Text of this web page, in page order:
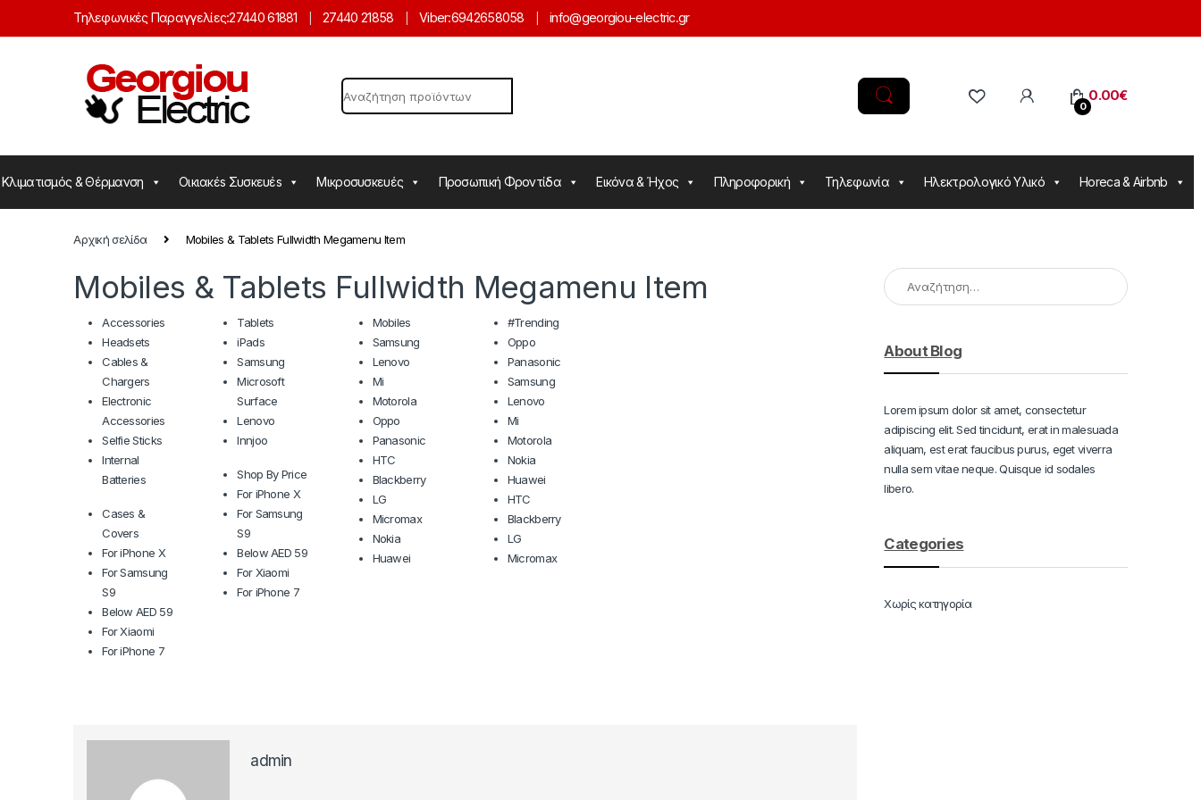
Skip to navigation
Skip to content
Τηλεφωνικές Παραγγελίες:27440 61881 27440 21858 Viber:6942658058 info@georgiou-electric.gr
Search for:
0
0.00€
Κλιματισμός & Θέρμανση Οικιακέs Συσκευέs Μικροσυσκευές Προσωπική Φροντίδα Εικόνα & Ήχος Πληροφορική Τηλεφωνία Ηλεκτρολογικό Υλικό Horeca & Airbnb
Αρχική σελίδα Mobiles & Tablets Fullwidth Megamenu Item
Mobiles & Tablets Fullwidth Megamenu Item
Accessories
Headsets
Cables &
Chargers
Electronic
Accessories
Selfie Sticks
Internal
Batteries
Cases &
Covers
For iPhone X
For Samsung
S9
Below AED 59
For Xiaomi
For iPhone 7
Tablets
iPads
Samsung
Microsoft
Surface
Lenovo
Innjoo
Shop By Price
For iPhone X
For Samsung
S9
Below AED 59
For Xiaomi
For iPhone 7
Mobiles
Samsung
Lenovo
Mi
Motorola
Oppo
Panasonic
HTC
Blackberry
LG
Micromax
Nokia
Huawei
#Trending
Oppo
Panasonic
Samsung
Lenovo
Mi
Motorola
Nokia
Huawei
HTC
Blackberry
LG
Micromax
admin
Αναζήτηση για:
About Blog
Lorem ipsum dolor sit amet, consectetur
adipiscing elit. Sed tincidunt, erat in malesuada
aliquam, est erat faucibus purus, eget viverra
nulla sem vitae neque. Quisque id sodales
libero.
Categories
Χωρίς κατηγορία